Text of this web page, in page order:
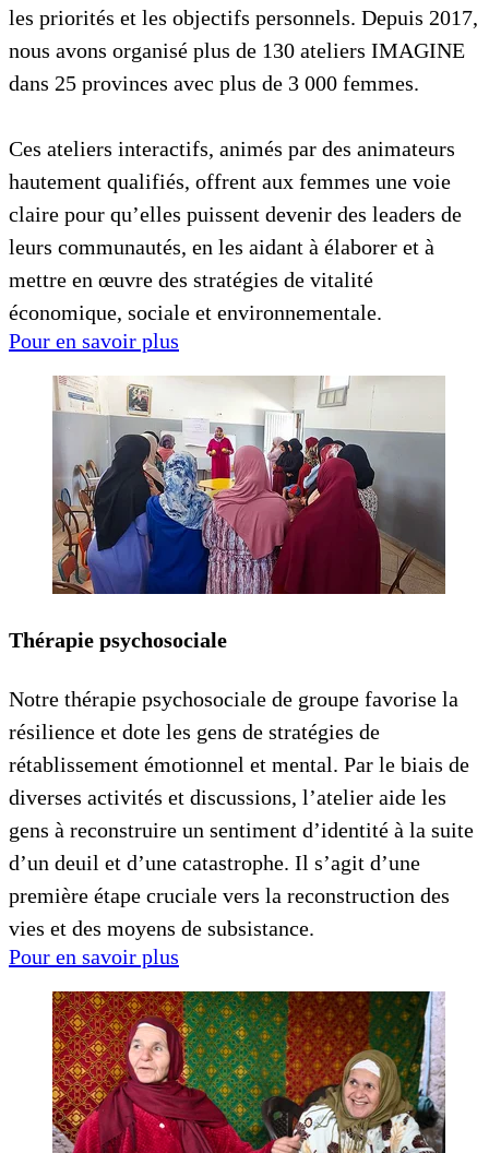
les priorités et les objectifs personnels. Depuis 2017,
nous avons organisé plus de 130 ateliers IMAGINE
dans 25 provinces avec plus de 3 000 femmes.
Ces ateliers interactifs, animés par des animateurs
hautement qualifiés, offrent aux femmes une voie
claire pour qu’elles puissent devenir des leaders de
leurs communautés, en les aidant à élaborer et à
mettre en œuvre des stratégies de vitalité
économique, sociale et environnementale.
Pour en savoir plus
Thérapie psychosociale
Notre thérapie psychosociale de groupe favorise la
résilience et dote les gens de stratégies de
rétablissement émotionnel et mental. Par le biais de
diverses activités et discussions, l’atelier aide les
gens à reconstruire un sentiment d’identité à la suite
d’un deuil et d’une catastrophe. Il s’agit d’une
première étape cruciale vers la reconstruction des
vies et des moyens de subsistance.
Pour en savoir plus